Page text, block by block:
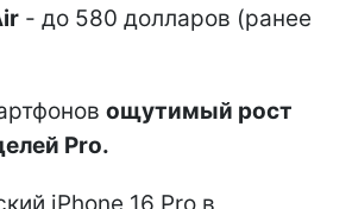
- до 580 долларов (ранее
ощутимый рост
Pro.
iPhone 16 Pro в